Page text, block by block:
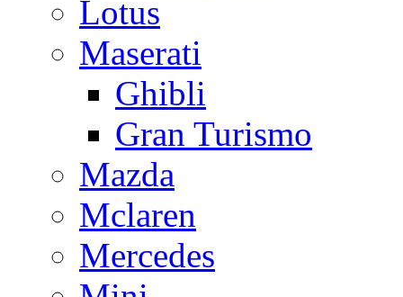
Lotus
Maserati
Ghibli
Gran Turismo
Mazda
Mclaren
Mercedes